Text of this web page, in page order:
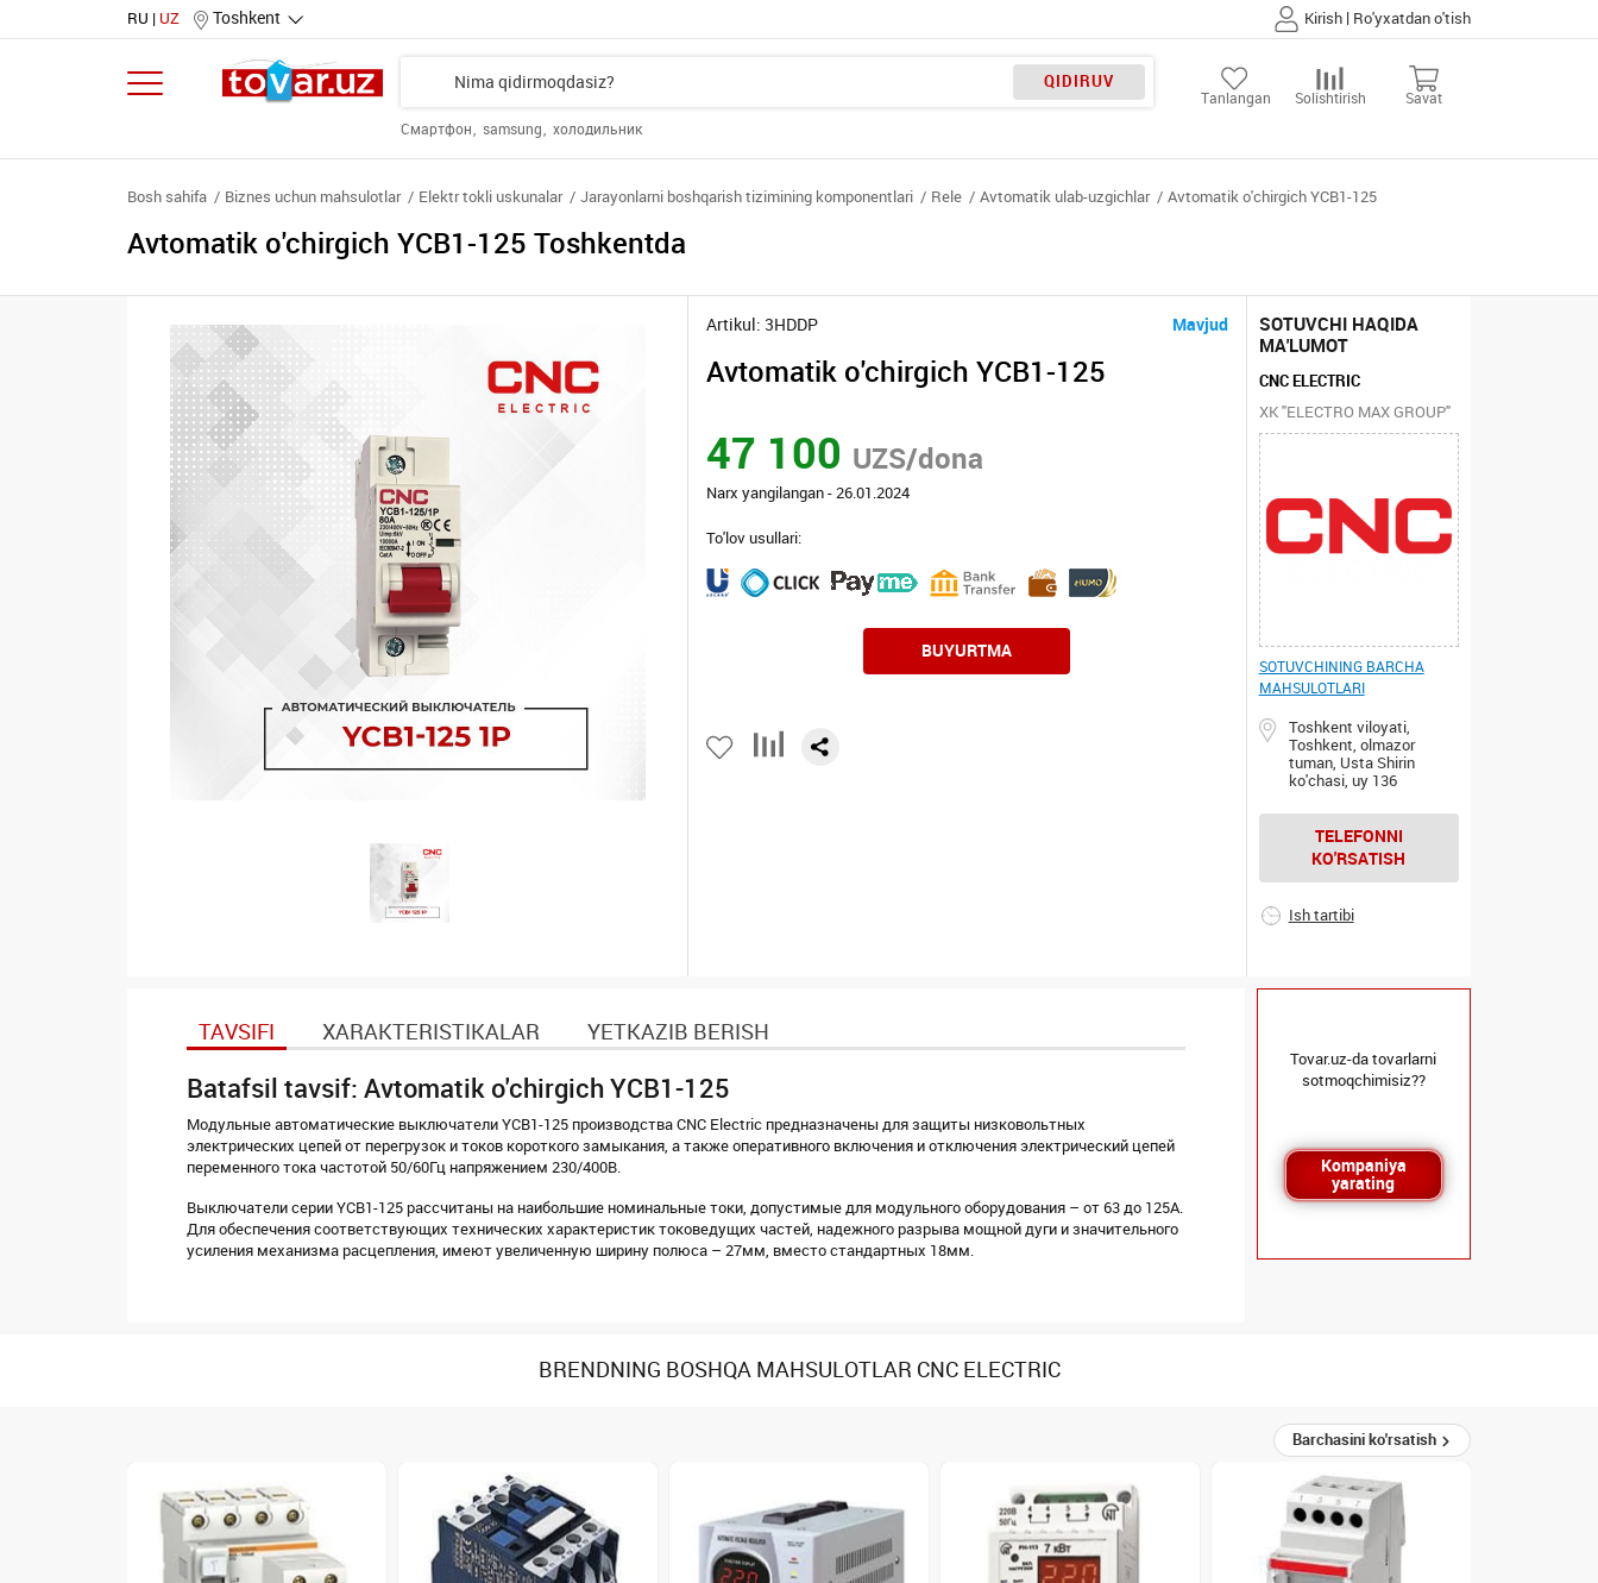
RU UZ Toshkent Kirish | Ro'yxatdan o'tish
QIDIRUV
Смартфон samsung холодильник
Tanlangan Solishtirish Savat
Bosh sahifa Biznes uchun mahsulotlar Elektr tokli uskunalar Jarayonlarni boshqarish tizimining komponentlari Rele Avtomatik ulab-uzgichlar Avtomatik o'chirgich YCB1-125
Avtomatik o'chirgich YCB1-125 Toshkentda
Artikul: 3HDDP Mavjud
Avtomatik o'chirgich YCB1-125
47 100 UZS/dona
Narx yangilangan - 26.01.2024
To'lov usullari:
BUYURTMA
SOTUVCHI HAQIDA
MA'LUMOT
CNC ELECTRIC
XK "ELECTRO MAX GROUP"
SOTUVCHINING BARCHA
MAHSULOTLARI
Toshkent viloyati,
Toshkent, olmazor
tuman, Usta Shirin
ko'chasi, uy 136
TELEFONNI
KO'RSATISH
Ish tartibi
TAVSIFI XARAKTERISTIKALAR YETKAZIB BERISH
Batafsil tavsif: Avtomatik o'chirgich YCB1-125
Модульные автоматические выключатели YCB1-125 производства CNC Electric предназначены для защиты низковольтных
электрических цепей от перегрузок и токов короткого замыкания, а также оперативного включения и отключения электрический цепей
переменного тока частотой 50/60Гц напряжением 230/400В.
Выключатели серии YCB1-125 рассчитаны на наибольшие номинальные токи, допустимые для модульного оборудования – от 63 до 125А.
Для обеспечения соответствующих технических характеристик токоведущих частей, надежного разрыва мощной дуги и значительного
усиления механизма расцепления, имеют увеличенную ширину полюса – 27мм, вместо стандартных 18мм.
Tovar.uz-da tovarlarni
sotmoqchimisiz??
Kompaniya
yarating
BRENDNING BOSHQA MAHSULOTLAR CNC ELECTRIC
Barchasini ko'rsatish